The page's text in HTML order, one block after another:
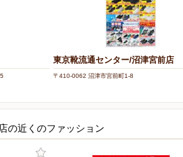
東京靴流通センター/沼津宮前店
〒410-0062 沼津市宮前町1-8
の近くのファッション